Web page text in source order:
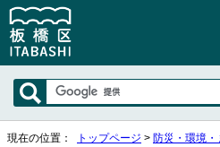
現在の位置： トップページ > 防災・環境・